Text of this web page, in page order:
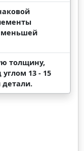
меньшей
толщину,
13 - 15
детали.